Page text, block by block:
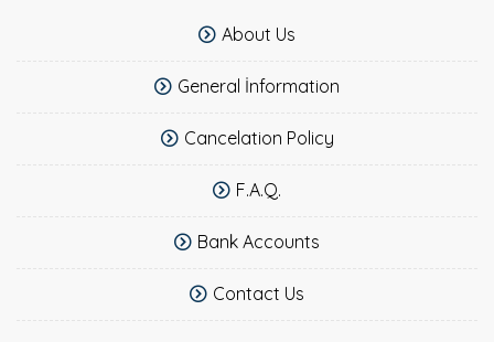
About Us
General İnformation
Cancelation Policy
F.A.Q.
Bank Accounts
Contact Us